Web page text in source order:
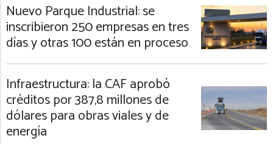
Nuevo Parque Industrial: se
inscribieron 250 empresas en tres
días y otras 100 están en proceso
Infraestructura: la CAF aprobó
créditos por 387,8 millones de
dólares para obras viales y de
energía